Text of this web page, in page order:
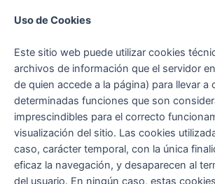
Uso de Cookies
Este sitio web puede utilizar cookies
archivos de información que el servidor
de quien accede a la página) para llevar a
determinadas funciones que son
imprescindibles para el correcto
visualización del sitio. Las cookies
caso, carácter temporal, con la única
eficaz la navegación, y desaparecen al
del usuario. En ningún caso, estas cookies